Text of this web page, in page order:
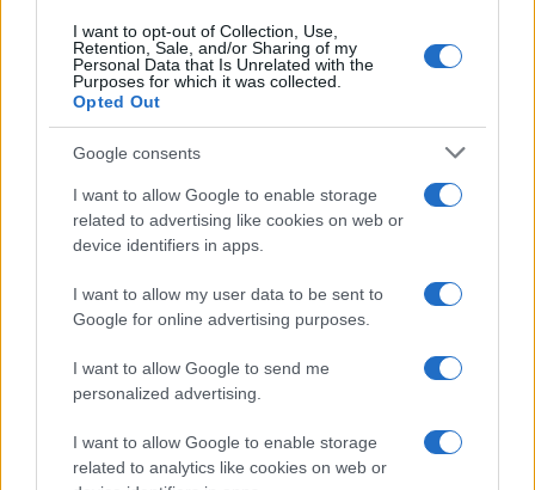
I want to opt-out of Collection, Use,
Retention, Sale, and/or Sharing of my
Personal Data that Is Unrelated with the
Purposes for which it was collected.
Opted Out
Google consents
I want to allow Google to enable storage
related to advertising like cookies on web or
device identifiers in apps.
I want to allow my user data to be sent to
Google for online advertising purposes.
I want to allow Google to send me
personalized advertising.
I want to allow Google to enable storage
related to analytics like cookies on web or
Mint közölte: a Liget Budapest projekt keretében már
és Raktárközpont (OMRRK) mélyépítési munkálatai. Az
OMRRK Európa egyik legkorszerűbb múzeumi
raktárközpontja lesz ? az épület teljes energiaellátását
megújuló energia fogja biztosítani, és itt működik a Közép-